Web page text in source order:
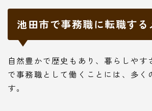
池田市で事務職に転職する
自然豊かで歴史もあり、暮らしやす
で事務職として働くことには、多く
す。